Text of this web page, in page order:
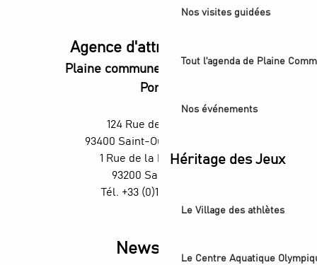
Nos visites guidées
Tout l'agenda de Plaine
Nos événements
Héritage des Jeux
Le Village des athlètes
Le Centre Aquatique
Agence d'attractivité POP
Plaine commune vous Ouvre ses
Portes
124 Rue des Rosiers,
93400 Saint-Ouen-sur-Seine
1 Rue de la République,
93200 Saint-Denis
Tél. +33 (0)1 55 870 870
Newsletter